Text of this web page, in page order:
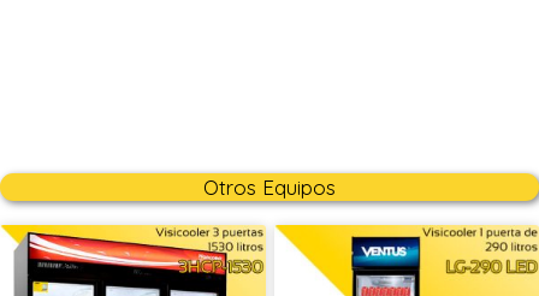
Otros Equipos